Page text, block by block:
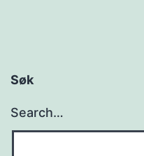
Søk
Search…